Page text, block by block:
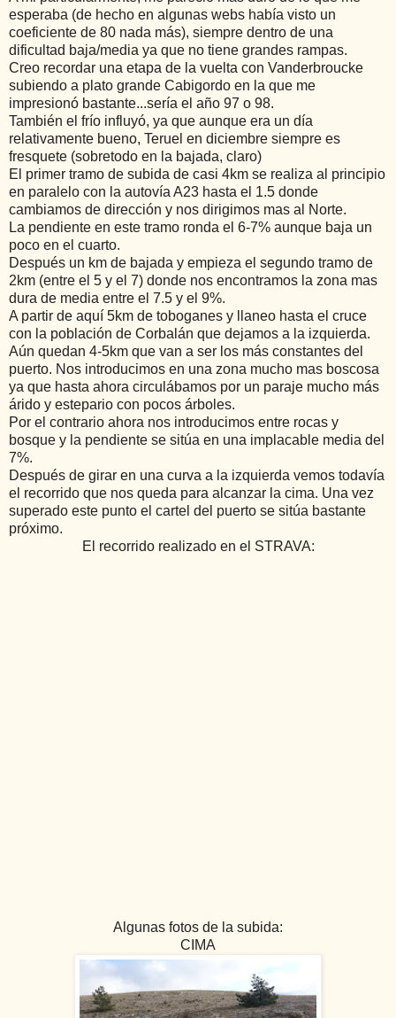
esperaba (de hecho en algunas webs había visto un
coeficiente de 80 nada más), siempre dentro de una
dificultad baja/media ya que no tiene grandes rampas.
Creo recordar una etapa de la vuelta con Vanderbroucke
subiendo a plato grande Cabigordo en la que me
impresionó bastante...sería el año 97 o 98.
También el frío influyó, ya que aunque era un día
relativamente bueno, Teruel en diciembre siempre es
fresquete (sobretodo en la bajada, claro)
El primer tramo de subida de casi 4km se realiza al principio
en paralelo con la autovía A23 hasta el 1.5 donde
cambiamos de dirección y nos dirigimos mas al Norte.
La pendiente en este tramo ronda el 6-7% aunque baja un
poco en el cuarto.
Después un km de bajada y empieza el segundo tramo de
2km (entre el 5 y el 7) donde nos encontramos la zona mas
dura de media entre el 7.5 y el 9%.
A partir de aquí 5km de toboganes y llaneo hasta el cruce
con la población de Corbalán que dejamos a la izquierda.
Aún quedan 4-5km que van a ser los más constantes del
puerto. Nos introducimos en una zona mucho mas boscosa
ya que hasta ahora circulábamos por un paraje mucho más
árido y estepario con pocos árboles.
Por el contrario ahora nos introducimos entre rocas y
bosque y la pendiente se sitúa en una implacable media del
7%.
Después de girar en una curva a la izquierda vemos todavía
el recorrido que nos queda para alcanzar la cima. Una vez
superado este punto el cartel del puerto se sitúa bastante
próximo.
El recorrido realizado en el STRAVA:
Algunas fotos de la subida:
CIMA